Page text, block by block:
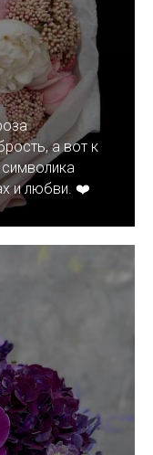
а вот к
и любви. ❤️